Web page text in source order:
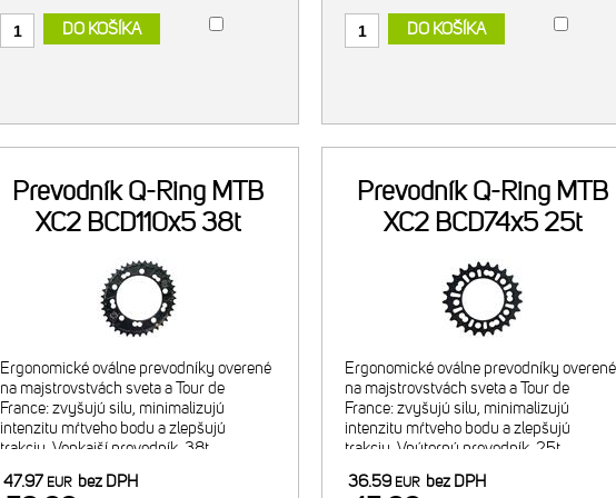
DO KOŠÍKA DO KOŠÍKA
Prevodník Q-Ring MTB
XC2 BCD110x5 38t
Ergonomické oválne prevodníky overené
na majstrovstvách sveta a Tour de
France: zvyšujú silu, minimalizujú
intenzitu mŕtveho bodu a zlepšujú
trakciu. Vonkajší prevodník, 38t.
vnútorným prevodníkom. Navrhnuté pre
47.97 EUR bez DPH
Prevodník Q-Ring MTB
XC2 BCD74x5 25t
Ergonomické oválne prevodníky overené
na majstrovstvách sveta a Tour de
France: zvyšujú silu, minimalizujú
intenzitu mŕtveho bodu a zlepšujú
trakciu. Vnútorný prevodník, 25t.
prevodníkom. Navrhnuté pre 2x9/10 29"
36.59EUR bez DPH